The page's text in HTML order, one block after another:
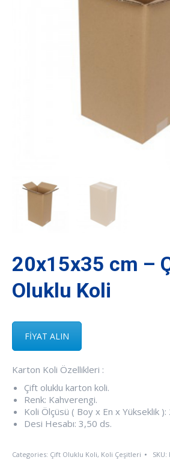
20x15x35 cm –
Oluklu Koli
FİYAT ALIN
Karton Koli Özellikleri :
Çift oluklu karton koli.
Renk: Kahverengi.
Koli Ölçüsü ( Boy x En x Yükseklik
Desi Hesabı: 3,50 ds.
Categories: Çift Oluklu Koli, Koli Çeşitleri SKU: